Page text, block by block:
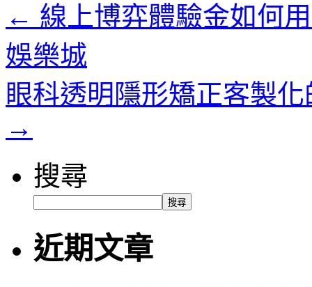
← 線上博弈體驗金如何
娛樂城
眼科透明隱形矯正客製
→
搜尋
搜尋
近期文章